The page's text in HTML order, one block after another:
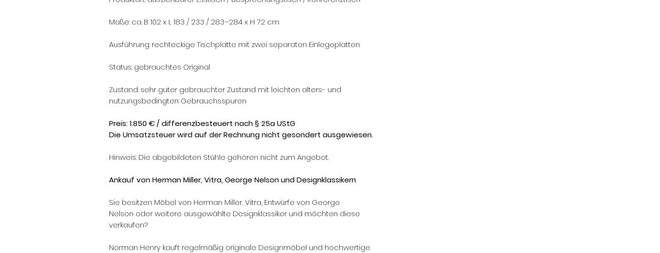
Maße: ca. B 102 x L 183 / 233 / 283–284 x H 72 cm
Ausführung: rechteckige Tischplatte mit zwei separaten Einlegeplatten
Status: gebrauchtes Original
Zustand: sehr guter gebrauchter Zustand mit leichten alters- und
nutzungsbedingten Gebrauchsspuren
Preis: 1.850 € / differenzbesteuert nach § 25a UStG
Die Umsatzsteuer wird auf der Rechnung nicht gesondert ausgewiesen.
Hinweis: Die abgebildeten Stühle gehören nicht zum Angebot.
Ankauf von Herman Miller, Vitra, George Nelson und Designklassikern
Sie besitzen Möbel von Herman Miller, Vitra, Entwürfe von George
Nelson oder weitere ausgewählte Designklassiker und möchten diese
verkaufen?
Norman Henry kauft regelmäßig originale Designmöbel und hochwertige